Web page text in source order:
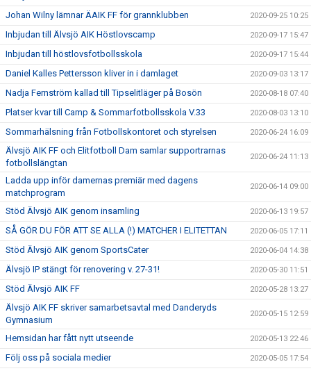
Johan Wilny lämnar ÄAIK FF för grannklubben 2020-09-25 10:25
Inbjudan till Älvsjö AIK Höstlovscamp 2020-09-17 15:47
Inbjudan till höstlovsfotbollsskola 2020-09-17 15:44
Daniel Kalles Pettersson kliver in i damlaget 2020-09-03 13:17
Nadja Fernström kallad till Tipselitläger på Bosön 2020-08-18 07:40
Platser kvar till Camp & Sommarfotbollsskola V.33 2020-08-03 13:10
Sommarhälsning från Fotbollskontoret och styrelsen 2020-06-24 16:09
Älvsjö AIK FF och Elitfotboll Dam samlar supportrarnas
fotbollslängtan
2020-06-24 11:13
Ladda upp inför damernas premiär med dagens
matchprogram
2020-06-14 09:00
Stöd Älvsjö AIK genom insamling 2020-06-13 19:57
SÅ GÖR DU FÖR ATT SE ALLA (!) MATCHER I ELITETTAN 2020-06-05 17:11
Stöd Älvsjö AIK genom SportsCater 2020-06-04 14:38
Älvsjö IP stängt för renovering v. 27-31! 2020-05-30 11:51
Stöd Älvsjö AIK FF 2020-05-28 13:27
Älvsjö AIK FF skriver samarbetsavtal med Danderyds
Gymnasium
2020-05-15 12:59
Hemsidan har fått nytt utseende 2020-05-13 22:46
Följ oss på sociala medier 2020-05-05 17:54